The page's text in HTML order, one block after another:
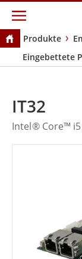
Produkte
Eingebettete
IT32
Intel® Core™